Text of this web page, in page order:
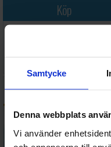
Samtycke
Denna webbplats
Vi använder
Köp